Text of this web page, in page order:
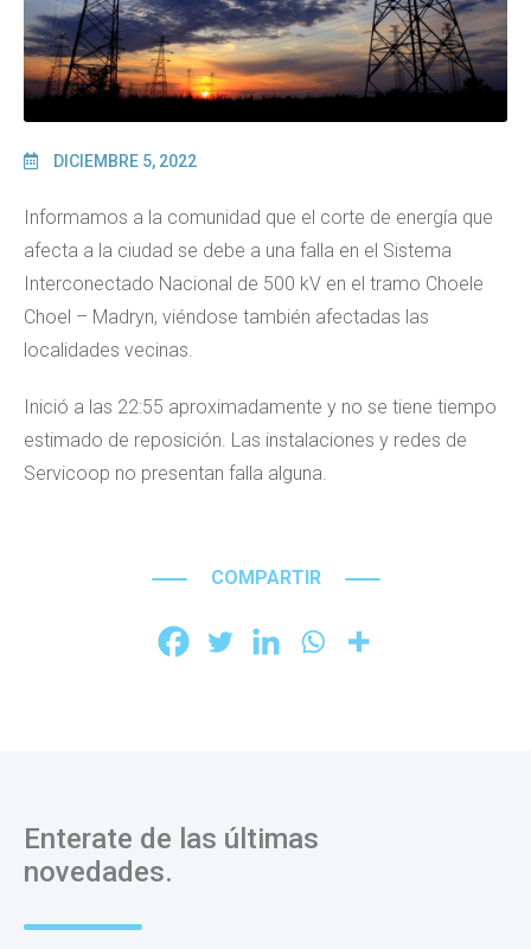
DICIEMBRE 5, 2022
Informamos a la comunidad que el corte de energía que
afecta a la ciudad se debe a una falla en el Sistema
Interconectado Nacional de 500 kV en el tramo Choele
Choel – Madryn, viéndose también afectadas las
localidades vecinas.
Inició a las 22:55 aproximadamente y no se tiene tiempo
estimado de reposición. Las instalaciones y redes de
Servicoop no presentan falla alguna.
COMPARTIR
Enterate de las últimas
novedades.